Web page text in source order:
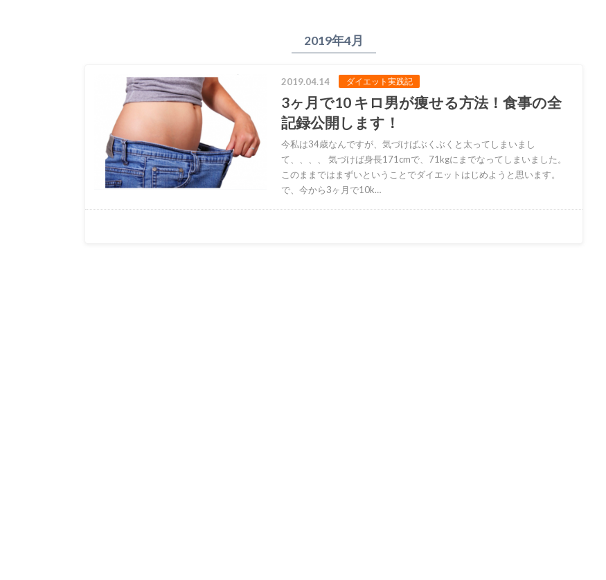
2019年4月
2019.04.14 ダイエット実践記
3ヶ月で10 キロ男が痩せる方法！食事の全
記録公開します！
今私は34歳なんですが、気づけばぶくぶくと太ってしまいまし
て、、、、 気づけば身長171cmで、71kgにまでなってしまいました。
このままではまずいということでダイエットはじめようと思います。
で、今から3ヶ月で10k…